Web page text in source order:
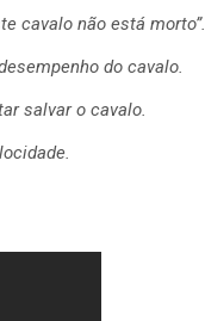
cavalo não está morto”.
do cavalo.
salvar o cavalo.